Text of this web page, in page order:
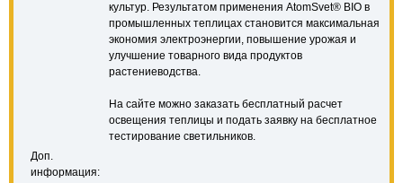
культур. Результатом применения АtomSvet® BIO в
промышленных теплицах становится максимальная
экономия электроэнергии, повышение урожая и
улучшение товарного вида продуктов
растениеводства.
На сайте можно заказать бесплатный расчет
освещения теплицы и подать заявку на бесплатное
тестирование светильников.
Доп.
информация: